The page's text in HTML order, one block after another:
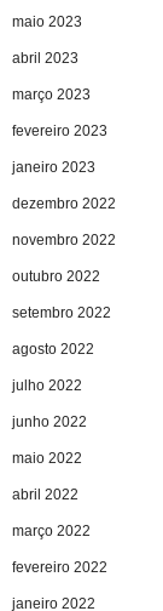
maio 2023
abril 2023
março 2023
fevereiro 2023
janeiro 2023
dezembro 2022
novembro 2022
outubro 2022
setembro 2022
agosto 2022
julho 2022
junho 2022
maio 2022
abril 2022
março 2022
fevereiro 2022
janeiro 2022